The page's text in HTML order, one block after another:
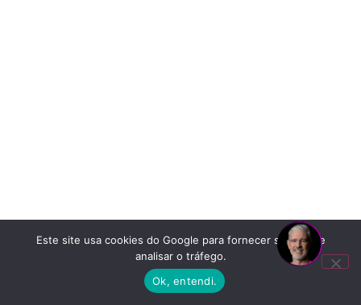
Este site usa cookies do Google para fornecer serviços e
analisar o tráfego.
Ok, entendi.